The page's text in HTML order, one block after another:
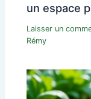
un espace
Laisser un
Rémy